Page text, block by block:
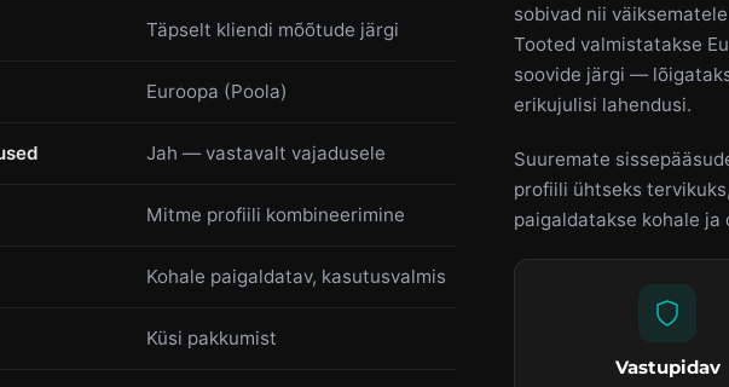
Täpselt kliendi mõõtude järgi
Euroopa (Poola)
Jah — vastavalt vajadusele
Mitme profiili kombineerimine
Kohale paigaldatav, kasutusvalmis
Küsi pakkumist
sobivad nii
Tooted valmistatakse
soovide järgi —
erikujulisi lahendusi.
Suuremate
profiili ühtseks
paigaldatakse kohale ja
Vastupidav